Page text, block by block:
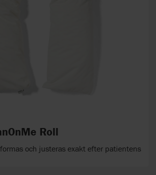
Roll
och justeras exakt efter patientens